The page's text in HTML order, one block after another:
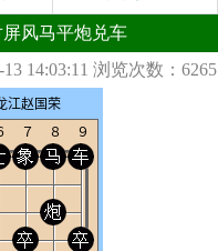
风马平炮兑车
14:03:11 浏览次数：6265